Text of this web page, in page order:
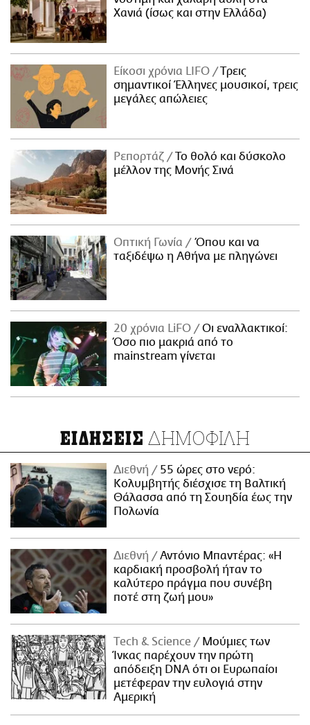
Χανιά (ίσως και στην Ελλάδα)
Είκοσι χρόνια LIFO
Tρεις
σημαντικοί Έλληνες μουσικοί, τρεις
μεγάλες απώλειες
Ρεπορτάζ
Το θολό και δύσκολο
μέλλον της Μονής Σινά
Οπτική Γωνία
Όπου και να
ταξιδέψω η Αθήνα με πληγώνει
20 χρόνια LiFO
Οι εναλλακτικοί:
Όσο πιο μακριά από το
mainstream γίνεται
ΕΙΔΗΣΕΙΣ ΔΗΜΟΦΙΛΗ
Διεθνή
55 ώρες στο νερό:
Κολυμβητής διέσχισε τη Βαλτική
Θάλασσα από τη Σουηδία έως την
Πολωνία
Διεθνή
Αντόνιο Μπαντέρας: «Η
καρδιακή προσβολή ήταν το
καλύτερο πράγμα που συνέβη
ποτέ στη ζωή μου»
Τech & Science
Μούμιες των
Ίνκας παρέχουν την πρώτη
απόδειξη DNA ότι οι Ευρωπαίοι
μετέφεραν την ευλογιά στην
Αμερική